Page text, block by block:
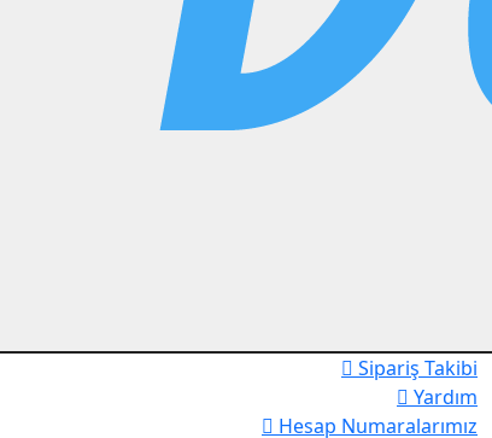
Sipariş Takibi
Yardım
Hesap Numaralarımız